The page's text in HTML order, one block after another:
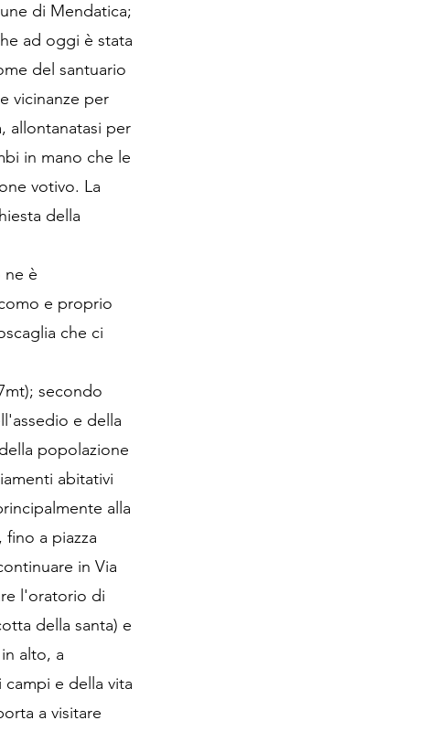
di Mendatica;
ad oggi è stata
del santuario
vicinanze per
allontanatasi per
in mano che le
votivo. La
della
ne è
e proprio
che ci
secondo
e della
popolazione
abitativi
alla
fino a piazza
in Via
l'oratorio di
della santa) e
alto, a
e della vita
a visitare